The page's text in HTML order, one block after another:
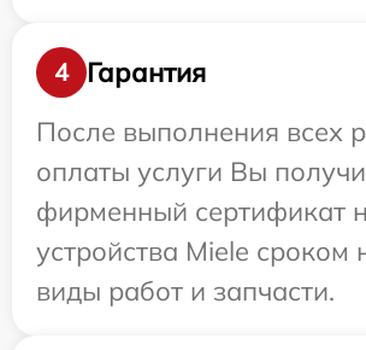
4
Гарантия
После выполнения всех
оплаты услуги Вы
фирменный сертификат
устройства Miele сроком
виды работ и запчасти.